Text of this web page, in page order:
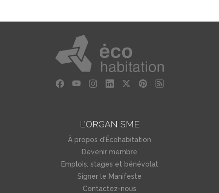
L'ORGANISME
À propos d'Écohabitation
Devenir membre
Emplois, stages et bénévolat
Signer le Manifeste
Contactez-nous